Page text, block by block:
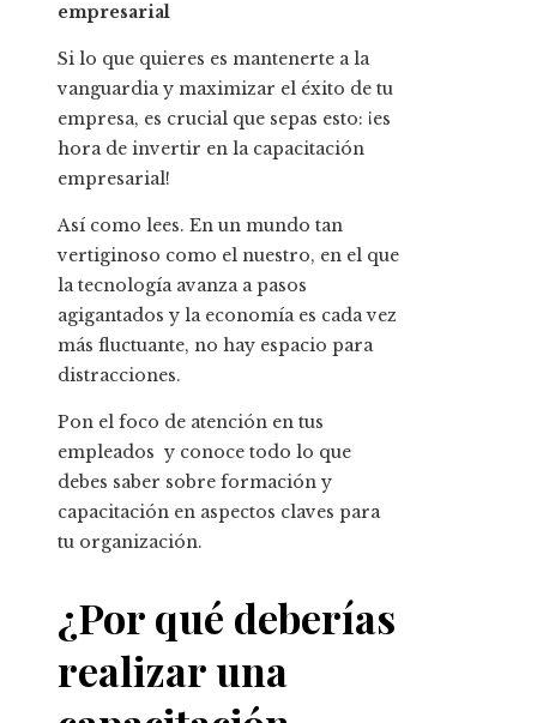
empresarial
Si lo que quieres es mantenerte a la
vanguardia y maximizar el éxito de tu
empresa, es crucial que sepas esto: ¡es
hora de invertir en la capacitación
empresarial!
Así como lees. En un mundo tan
vertiginoso como el nuestro, en el que
la tecnología avanza a pasos
agigantados y la economía es cada vez
más fluctuante, no hay espacio para
distracciones.
Pon el foco de atención en tus
empleados y conoce todo lo que
debes saber sobre formación y
capacitación en aspectos claves para
tu organización.
¿Por qué deberías
realizar una